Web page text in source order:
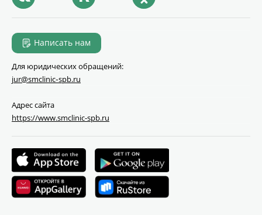
Написать нам
Для юридических обращений:
jur@smclinic‑spb.ru
Адрес сайта
https://www.smclinic-spb.ru